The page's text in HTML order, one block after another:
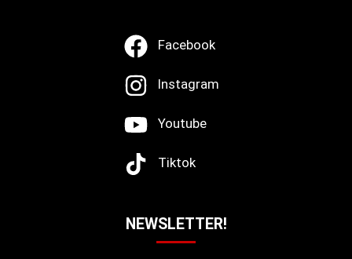
Facebook
Instagram
Youtube
Tiktok
NEWSLETTER!